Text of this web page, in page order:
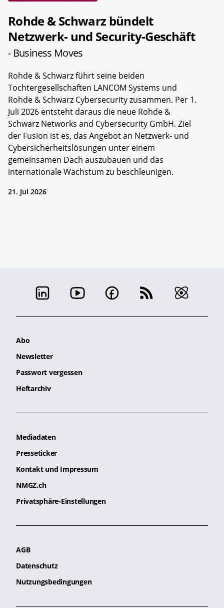
Rohde & Schwarz bündelt
Netzwerk- und Security-Geschäft
- Business Moves
Rohde & Schwarz führt seine beiden
Tochtergesellschaften LANCOM Systems und
Rohde & Schwarz Cybersecurity zusammen. Per 1.
Juli 2026 entsteht daraus die neue Rohde &
Schwarz Networks and Cybersecurity GmbH. Ziel
der Fusion ist es, das Angebot an Netzwerk- und
Cybersicherheitslösungen unter einem
gemeinsamen Dach auszubauen und das
internationale Wachstum zu beschleunigen.
21. Jul 2026
Abo
Newsletter
Passwort vergessen
Heftarchiv
Mediadaten
Presseticker
Kontakt und Impressum
NMGZ.ch
Privatsphäre-Einstellungen
AGB
Datenschutz
Nutzungsbedingungen